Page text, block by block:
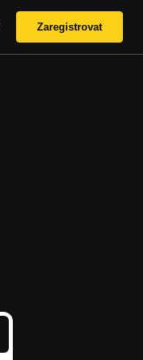
Zaregistrovat